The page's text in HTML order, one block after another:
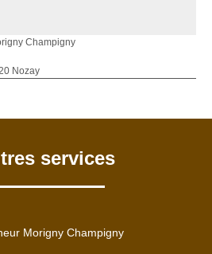
Champigny
Nozay
services
Morigny Champigny